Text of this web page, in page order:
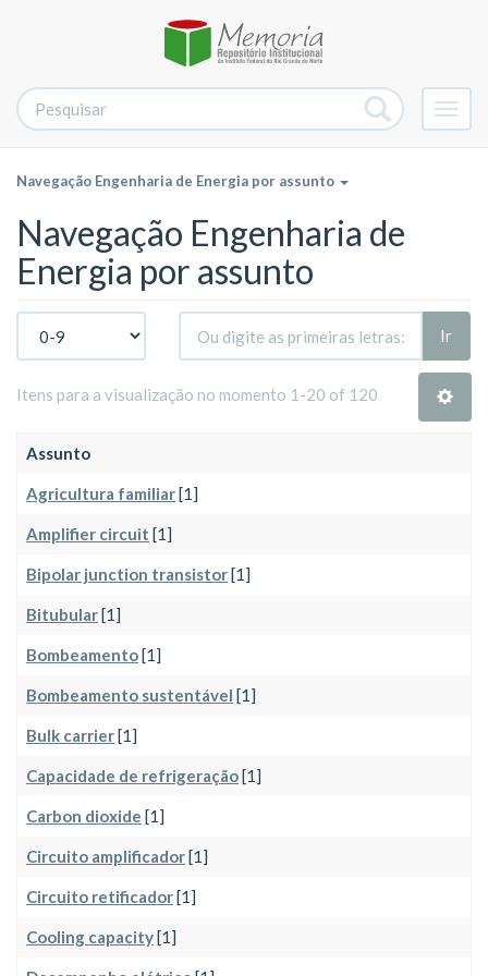
Navegação Engenharia de Energia por assunto
Navegação Engenharia de
Energia por assunto
Ir
Itens para a visualização no momento 1-20 of 120
Assunto
Agricultura familiar[1]
Amplifier circuit [1]
Bipolar junction transistor[1]
Bitubular[1]
Bombeamento[1]
Bombeamento sustentável [1]
Bulk carrier[1]
Capacidade de refrigeração[1]
Carbon dioxide [1]
Circuito amplificador[1]
Circuito retificador[1]
Cooling capacity[1]